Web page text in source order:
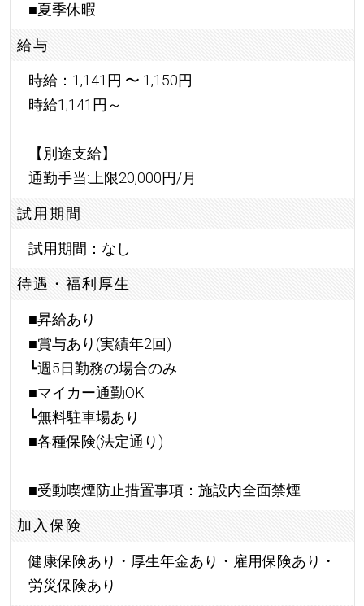
■夏季休暇
給与
時給：1,141円 〜 1,150円
時給1,141円～
【別途支給】
通勤手当:上限20,000円/月
試用期間
試用期間：なし
待遇・福利厚生
■昇給あり
■賞与あり(実績年2回)
┗週5日勤務の場合のみ
■マイカー通勤OK
┗無料駐車場あり
■各種保険(法定通り)
■受動喫煙防止措置事項：施設内全面禁煙
加入保険
健康保険あり・厚生年金あり・雇用保険あり・
労災保険あり